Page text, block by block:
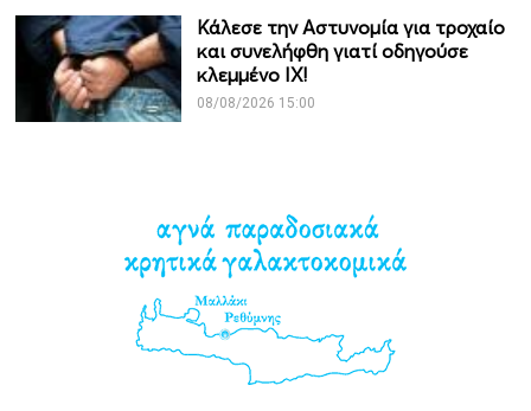
Κάλεσε την Αστυνομία για τροχαίο
και συνελήφθη γιατί οδηγούσε
κλεμμένο ΙΧ!
08/08/2026 15:00